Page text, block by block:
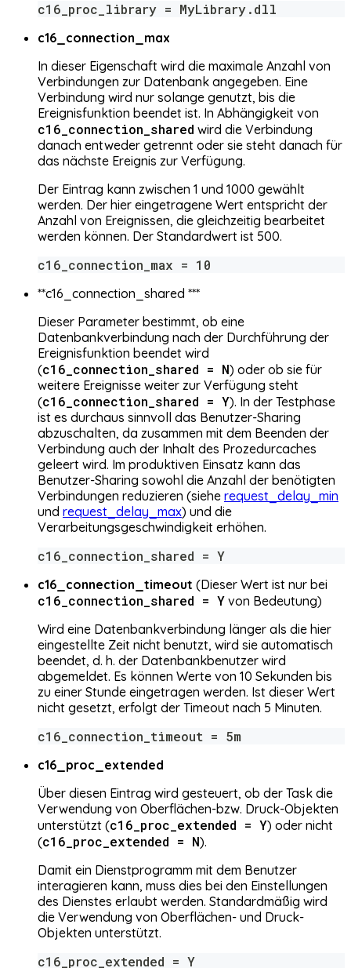
c16_proc_library = MyLibrary.dll
c16_connection_max
In dieser Eigenschaft wird die maximale Anzahl von
Verbindungen zur Datenbank angegeben. Eine
Verbindung wird nur solange genutzt, bis die
Ereignisfunktion beendet ist. In Abhängigkeit von
c16_connection_shared wird die Verbindung
danach entweder getrennt oder sie steht danach für
das nächste Ereignis zur Verfügung.
Der Eintrag kann zwischen 1 und 1000 gewählt
werden. Der hier eingetragene Wert entspricht der
Anzahl von Ereignissen, die gleichzeitig bearbeitet
werden können. Der Standardwert ist 500.
c16_connection_max = 10
**c16_connection_shared ***
Dieser Parameter bestimmt, ob eine
Datenbankverbindung nach der Durchführung der
Ereignisfunktion beendet wird
(c16_connection_shared = N) oder ob sie für
weitere Ereignisse weiter zur Verfügung steht
(c16_connection_shared = Y). In der Testphase
ist es durchaus sinnvoll das Benutzer-Sharing
abzuschalten, da zusammen mit dem Beenden der
Verbindung auch der Inhalt des Prozedurcaches
geleert wird. Im produktiven Einsatz kann das
Benutzer-Sharing sowohl die Anzahl der benötigten
Verbindungen reduzieren (siehe request_delay_min
und request_delay_max) und die
Verarbeitungsgeschwindigkeit erhöhen.
c16_connection_shared = Y
c16_connection_timeout (Dieser Wert ist nur bei
c16_connection_shared = Y von Bedeutung)
Wird eine Datenbankverbindung länger als die hier
eingestellte Zeit nicht benutzt, wird sie automatisch
beendet, d. h. der Datenbankbenutzer wird
abgemeldet. Es können Werte von 10 Sekunden bis
zu einer Stunde eingetragen werden. Ist dieser Wert
nicht gesetzt, erfolgt der Timeout nach 5 Minuten.
c16_connection_timeout = 5m
c16_proc_extended
Über diesen Eintrag wird gesteuert, ob der Task die
Verwendung von Oberflächen-bzw. Druck-Objekten
unterstützt (c16_proc_extended = Y) oder nicht
(c16_proc_extended = N).
Damit ein Dienstprogramm mit dem Benutzer
interagieren kann, muss dies bei den Einstellungen
des Dienstes erlaubt werden. Standardmäßig wird
die Verwendung von Oberflächen- und Druck-
Objekten unterstützt.
c16_proc_extended = Y